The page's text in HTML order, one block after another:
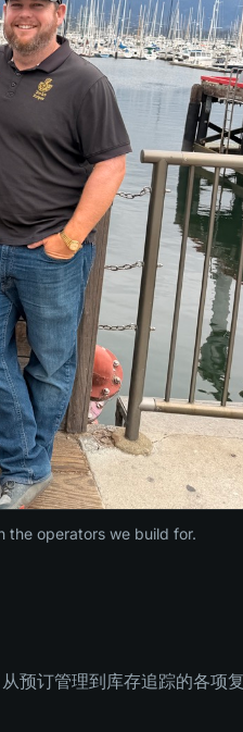
the operators we build for.
预订管理到库存追踪的各项